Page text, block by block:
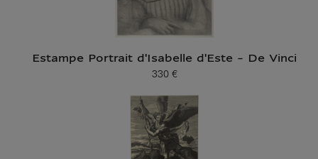
Estampe Portrait d'Isabelle d'Este - De Vinci
Prix ​​actuel
330 €